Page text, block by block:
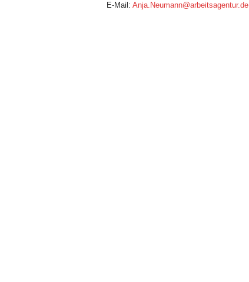
E-Mail: Anja.Neumann@arbeitsagentur.de